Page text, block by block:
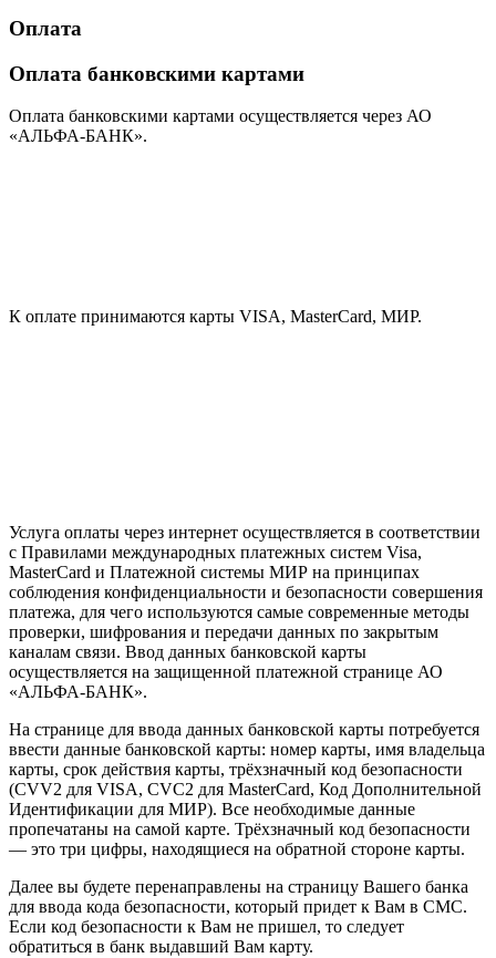
Оплата
Оплата банковскими картами
Оплата банковскими картами осуществляется через АО
«АЛЬФА-БАНК».
К оплате принимаются карты VISA, MasterCard, МИР.
Услуга оплаты через интернет осуществляется в соответствии
с Правилами международных платежных систем Visa,
MasterCard и Платежной системы МИР на принципах
соблюдения конфиденциальности и безопасности совершения
платежа, для чего используются самые современные методы
проверки, шифрования и передачи данных по закрытым
каналам связи. Ввод данных банковской карты
осуществляется на защищенной платежной странице АО
«АЛЬФА-БАНК».
На странице для ввода данных банковской карты потребуется
ввести данные банковской карты: номер карты, имя владельца
карты, срок действия карты, трёхзначный код безопасности
(CVV2 для VISA, CVC2 для MasterCard, Код Дополнительной
Идентификации для МИР). Все необходимые данные
пропечатаны на самой карте. Трёхзначный код безопасности
— это три цифры, находящиеся на обратной стороне карты.
Далее вы будете перенаправлены на страницу Вашего банка
для ввода кода безопасности, который придет к Вам в СМС.
Если код безопасности к Вам не пришел, то следует
обратиться в банк выдавший Вам карту.